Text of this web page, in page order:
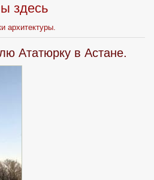
здесь
архитектуры.
Ататюрку в Астане.